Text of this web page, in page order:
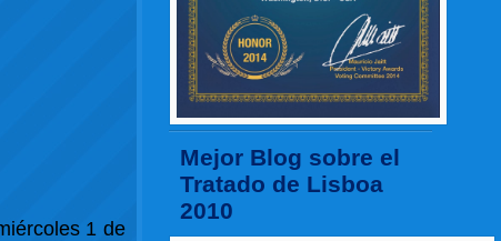
Mejor Blog sobre el
Tratado de Lisboa
2010
1 de